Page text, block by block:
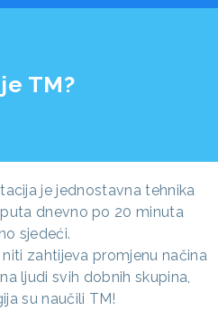
TM?
je jednostavna tehnika
dnevno po 20 minuta
sjedeći.
zahtijeva promjenu načina
ljudi svih dobnih skupina,
su naučili TM!